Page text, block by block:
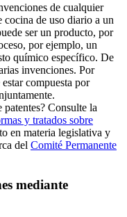
de cualquier
de uso diario a un
ser un producto, por
por ejemplo, un
químico específico. De
invenciones. Por
compuesta por
patentes? Consulte la
y tratados sobre
en materia legislativa y
del Comité Permanente
mediante